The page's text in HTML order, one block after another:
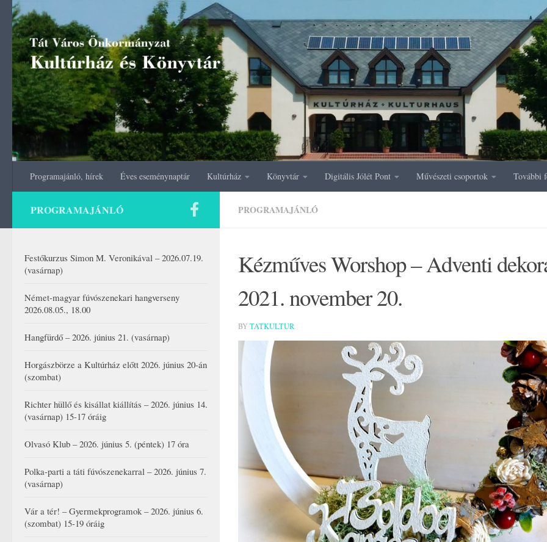
Skip to content
Programajánló, hírek Éves eseménynaptár Kultúrház Könyvtár Digitális Jólét Pont Művészeti csoportok További
PROGRAMAJÁNLÓ
Kézműves Worshop – Adventi
2021. november 20.
BY TATKULTUR
PROGRAMAJÁNLÓ
Festőkurzus Simon M. Veronikával – 2026.07.19.
(vasárnap)
Német-magyar fúvószenekari hangverseny
2026.08.05., 18.00
Hangfürdő – 2026. június 21. (vasárnap)
Horgászbörze a Kultúrház előtt 2026. június 20-án
(szombat)
Richter hüllő és kisállat kiállítás – 2026. június 14.
(vasárnap) 15-17 óráig
Olvasó Klub – 2026. június 5. (péntek) 17 óra
Polka-parti a táti fúvószenekarral – 2026. június 7.
(vasárnap)
Vár a tér! – Gyermekprogramok – 2026. június 6.
(szombat) 15-19 óráig